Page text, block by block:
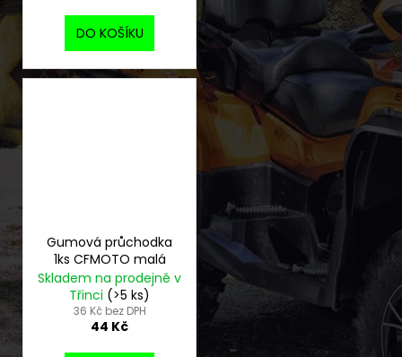
DO KOŠÍKU
Gumová průchodka
1ks CFMOTO malá
Skladem na prodejně v
Třinci (>5 ks)
36 Kč bez DPH
44 Kč